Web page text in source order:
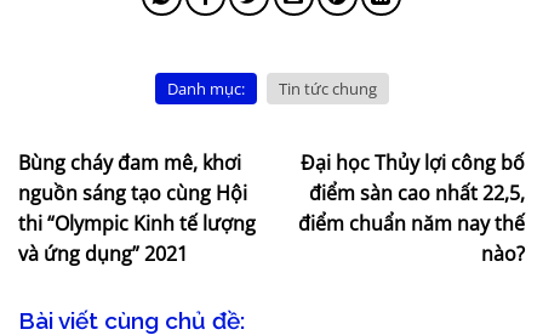
Danh mục: Tin tức chung
Bùng cháy đam mê, khơi
nguồn sáng tạo cùng Hội
thi “Olympic Kinh tế lượng
và ứng dụng” 2021
Đại học Thủy lợi công bố
điểm sàn cao nhất 22,5,
điểm chuẩn năm nay thế
nào?
Bài viết cùng chủ đề: